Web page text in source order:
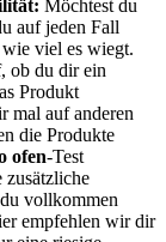
Möchtest du
auf jeden Fall
viel es wiegt.
ob du dir ein
Produkt
mal auf anderen
die Produkte
ofen-Test
zusätzliche
vollkommen
empfehlen wir dir